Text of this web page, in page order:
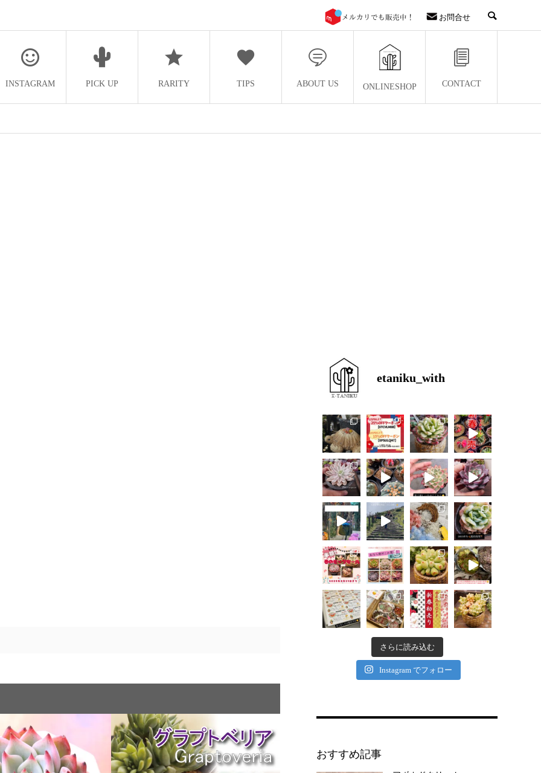
お問合せ
INSTAGRAM PICK UP RARITY TIPS ABOUT US ONLINESHOP CONTACT
etaniku_with
さらに読み込む
Instagram でフォロー
おすすめ記事